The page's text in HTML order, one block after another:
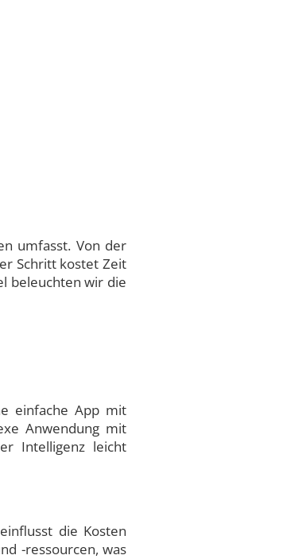
umfasst. Von der
Schritt kostet Zeit
beleuchten wir die
einfache App mit
Anwendung mit
Intelligenz leicht
die Kosten
-ressourcen, was